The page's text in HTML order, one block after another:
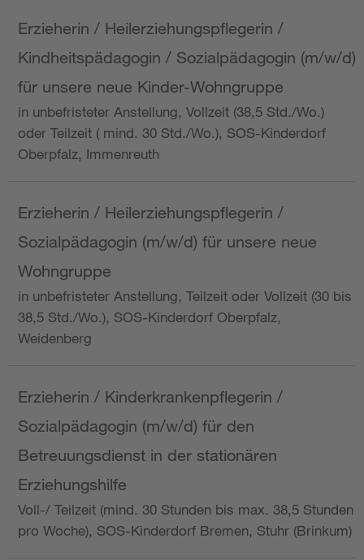
Erzieherin / Heilerziehungspflegerin /
Kindheitspädagogin / Sozialpädagogin (m/w/d)
für unsere neue Kinder-Wohngruppe
in unbefristeter Anstellung, Vollzeit (38,5 Std./Wo.)
oder Teilzeit ( mind. 30 Std./Wo.), SOS-Kinderdorf
Oberpfalz, Immenreuth
Erzieherin / Heilerziehungspflegerin /
Sozialpädagogin (m/w/d) für unsere neue
Wohngruppe
in unbefristeter Anstellung, Teilzeit oder Vollzeit (30 bis
38,5 Std./Wo.), SOS-Kinderdorf Oberpfalz,
Weidenberg
Erzieherin / Kinderkrankenpflegerin /
Sozialpädagogin (m/w/d) für den
Betreuungsdienst in der stationären
Erziehungshilfe
Voll-/ Teilzeit (mind. 30 Stunden bis max. 38,5 Stunden
pro Woche), SOS-Kinderdorf Bremen, Stuhr (Brinkum)